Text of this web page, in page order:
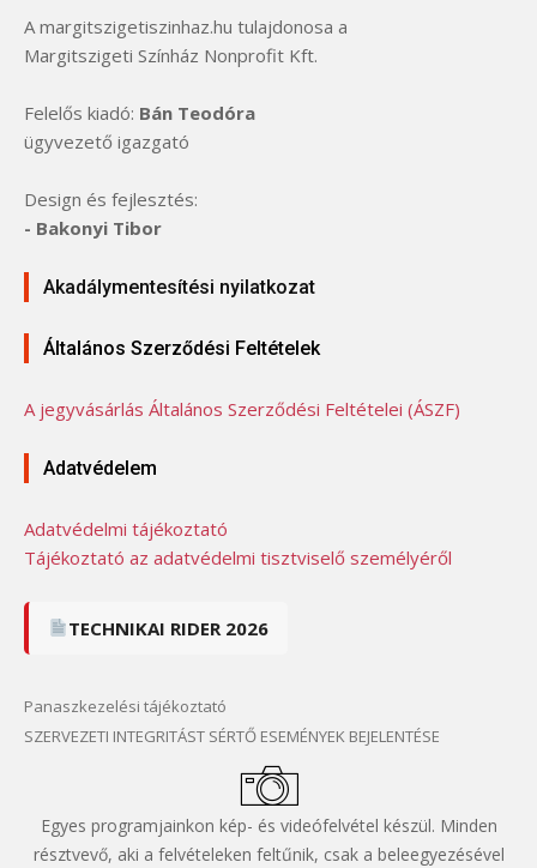
A margitszigetiszinhaz.hu tulajdonosa a
Margitszigeti Színház Nonprofit Kft.
Felelős kiadó: Bán Teodóra
ügyvezető igazgató
Design és fejlesztés:
- Bakonyi Tibor
Akadálymentesítési nyilatkozat
Általános Szerződési Feltételek
A jegyvásárlás Általános Szerződési Feltételei (ÁSZF)
Adatvédelem
Adatvédelmi tájékoztató
Tájékoztató az adatvédelmi tisztviselő személyéről
TECHNIKAI RIDER 2026
Panaszkezelési tájékoztató
SZERVEZETI INTEGRITÁST SÉRTŐ ESEMÉNYEK BEJELENTÉSE
Egyes programjainkon kép- és videófelvétel készül. Minden
résztvevő, aki a felvételeken feltűnik, csak a beleegyezésével